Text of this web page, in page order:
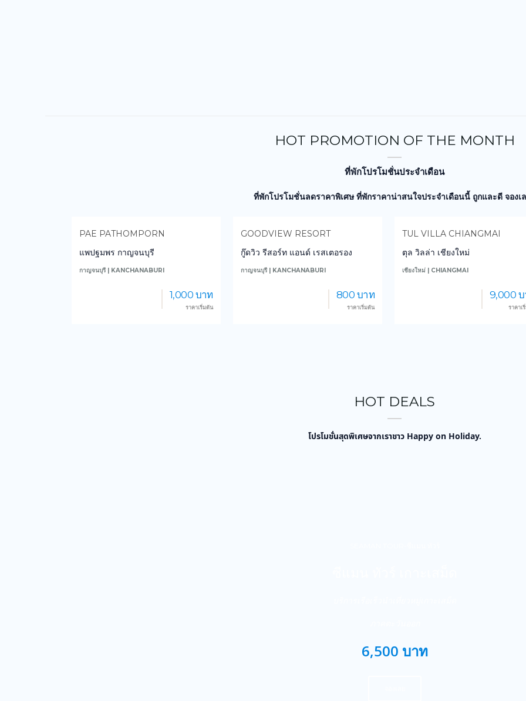
HOT PROMOTION OF THE MONTH
ที่พักโปรโมชั่นประจำเดือน
ที่พักโปรโมชั่นลดราคาพิเศษ ที่พักราคาน่าสนใจประจำเดือนนี้ ถูกและดี จองเ
PAE PATHOMPORN
แพปฐมพร กาญจนบุรี
กาญจนบุรี | KANCHANABURI
1,000 บาท
ราคาเริ่มต้น
GOODVIEW RESORT
กู๊ดวิว รีสอร์ท แอนด์ เรสเตอรอง
กาญจนบุรี | KANCHANABURI
800 บาท
ราคาเริ่มต้น
TUL VILLA CHIANGMAI
ตุล วิลล่า เชียงใหม่
เชียงใหม่ | CHIANGMAI
9,000 บ
ราคาเ
HOT DEALS
โปรโมชั่นสุดพิเศษจากเราชาว Happy on Holiday.
6,500 บาท